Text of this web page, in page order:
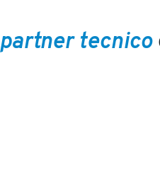
partner tecnico